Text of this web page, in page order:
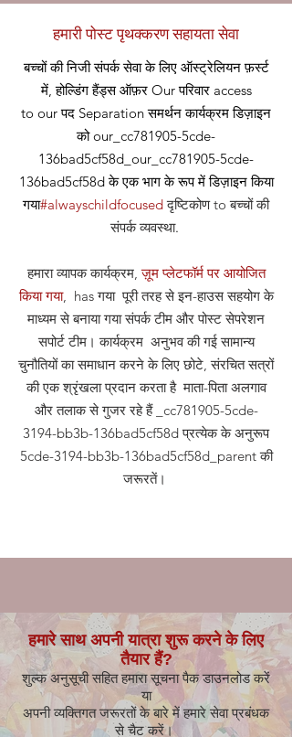
हमारी पोस्ट पृथक्करण सहायता सेवा
बच्चों की निजी संपर्क सेवा के लिए ऑस्ट्रेलियन फ़र्स्ट
में, होल्डिंग हैंड्स ऑफ़र Ourपरिवार access
to ourपद Separation समर्थन कार्यक्रम डिज़ाइन
को our_cc781905-5cde-
136bad5cf58d_our_cc781905-5cde-
136bad5cf58d के एक भाग के रूप में डिज़ाइन किया
गया#alwayschildfocusedदृष्टिकोणto बच्चों की
संपर्क व्यवस्था.
हमारा व्यापक कार्यक्रम,ज़ूम प्लेटफॉर्म पर आयोजित
किया गया, has गया पूरी तरह से इन-हाउस सहयोग के
माध्यम से बनाया गया संपर्क टीम और पोस्ट सेपरेशन
सपोर्ट टीम। कार्यक्रम अनुभव की गई सामान्य
चुनौतियों का समाधान करने के लिए छोटे, संरचित सत्रों
की एक श्रृंखला प्रदान करता है माता-पिता अलगाव
और तलाक से गुजर रहे हैं _cc781905-5cde-
3194-bb3b-136bad5cf58d प्रत्येक के अनुरूप
5cde-3194-bb3b-136bad5cf58d_parent की
जरूरतें।
हमारे साथ अपनी यात्रा शुरू करने के लिए
तैयार हैं?
शुल्क अनुसूची सहित हमारा सूचना पैक डाउनलोड करें
या
अपनी व्यक्तिगत जरूरतों के बारे में हमारे सेवा प्रबंधक
से चैट करें।